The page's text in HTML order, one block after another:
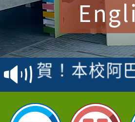
賀！本校參
賽 洪綺君教
名
賀！本校阿
倩參加桃園
名 指導老師
賀！本校四
園市英語競
賀！本校參